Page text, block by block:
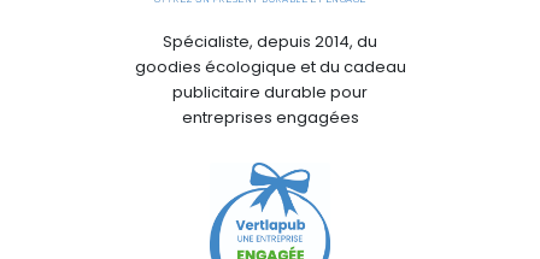
Spécialiste, depuis 2014, du
goodies écologique et du cadeau
publicitaire durable pour
entreprises engagées